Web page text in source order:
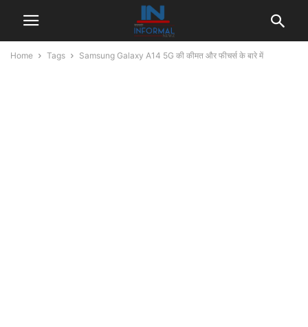
Home Tags Samsung Galaxy A14 5G की कीमत और फीचर्स के बारे में